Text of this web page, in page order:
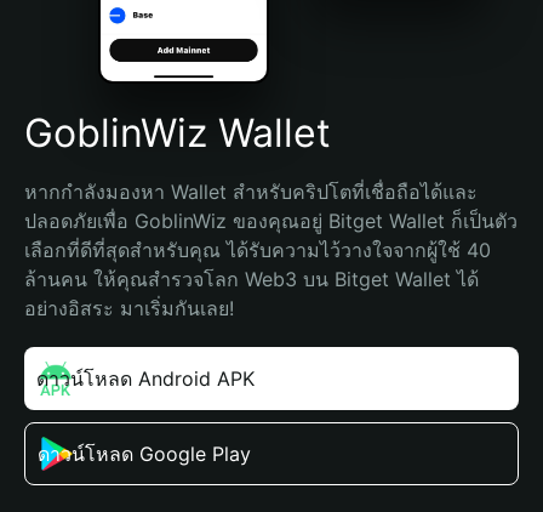
Português (Brasil)
Español (Argentina)
GoblinWiz Wallet
หากกำลังมองหา Wallet สำหรับคริปโตที่เชื่อถือได้และ
ปลอดภัยเพื่อ GoblinWiz ของคุณอยู่ Bitget Wallet ก็เป็นตัว
เลือกที่ดีที่สุดสำหรับคุณ ได้รับความไว้วางใจจากผู้ใช้ 40
ล้านคน ให้คุณสำรวจโลก Web3 บน Bitget Wallet ได้
อย่างอิสระ มาเริ่มกันเลย!
ดาวน์โหลด Android APK
ดาวน์โหลด Google Play